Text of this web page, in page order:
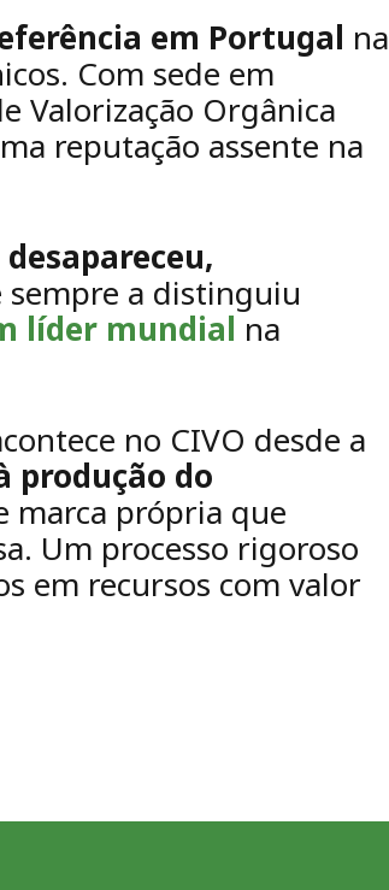
em Portugal na
Com sede em
Valorização Orgânica
reputação assente na
sempre a distinguiu
líder mundial na
no CIVO desde a
produção do
marca própria que
Um processo rigoroso
em recursos com valor